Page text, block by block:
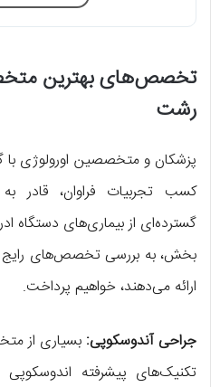
تخصص‌های بهترین
رشت
پزشکان و متخصصین اورولوژی
کسب تجربیات فراوان،
گسترده‌ای از بیماری‌های دستگاه
بخش، به بررسی تخصص‌های رایج
ارائه می‌دهند، خواهیم پرداخت.
جراحی آندوسکوپی: بسیاری از
تکنیک‌های پیشرفته